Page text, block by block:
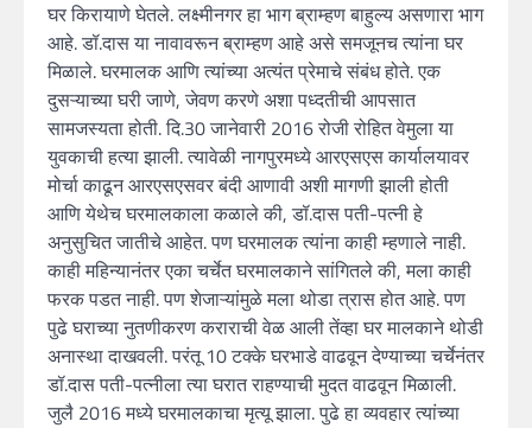
घर किरायाणे घेतले. लक्ष्मीनगर हा भाग ब्राम्हण बाहुल्य असणारा भाग
आहे. डॉ.दास या नावावरून ब्राम्हण आहे असे समजूनच त्यांना घर
मिळाले. घरमालक आणि त्यांच्या अत्यंत प्रेमाचे संबंध होते. एक
दुसऱ्याच्या घरी जाणे, जेवण करणे अशा पध्दतीची आपसात
सामजस्यता होती. दि.30 जानेवारी 2016 रोजी रोहित वेमुला या
युवकाची हत्या झाली. त्यावेळी नागपुरमध्ये आरएसएस कार्यालयावर
मोर्चा काढून आरएसएसवर बंदी आणावी अशी मागणी झाली होती
आणि येथेच घरमालकाला कळाले की, डॉ.दास पती-पत्नी हे
अनुसुचित जातीचे आहेत. पण घरमालक त्यांना काही म्हणाले नाही.
काही महिन्यानंतर एका चर्चेत घरमालकाने सांगितले की, मला काही
फरक पडत नाही. पण शेजाऱ्यांमुळे मला थोडा त्रास होत आहे. पण
पुढे घराच्या नुतणीकरण कराराची वेळ आली तेंव्हा घर मालकाने थोडी
अनास्था दाखवली. परंतू 10 टक्के घरभाडे वाढवून देण्याच्या चर्चेनंतर
डॉ.दास पती-पत्नीला त्या घरात राहण्याची मुदत वाढवून मिळाली.
जुलै 2016 मध्ये घरमालकाचा मृत्यू झाला. पुढे हा व्यवहार त्यांच्या